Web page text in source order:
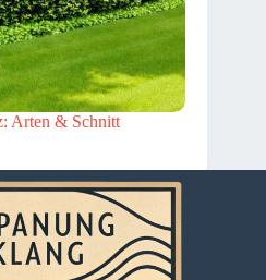
Arten & Schnitt